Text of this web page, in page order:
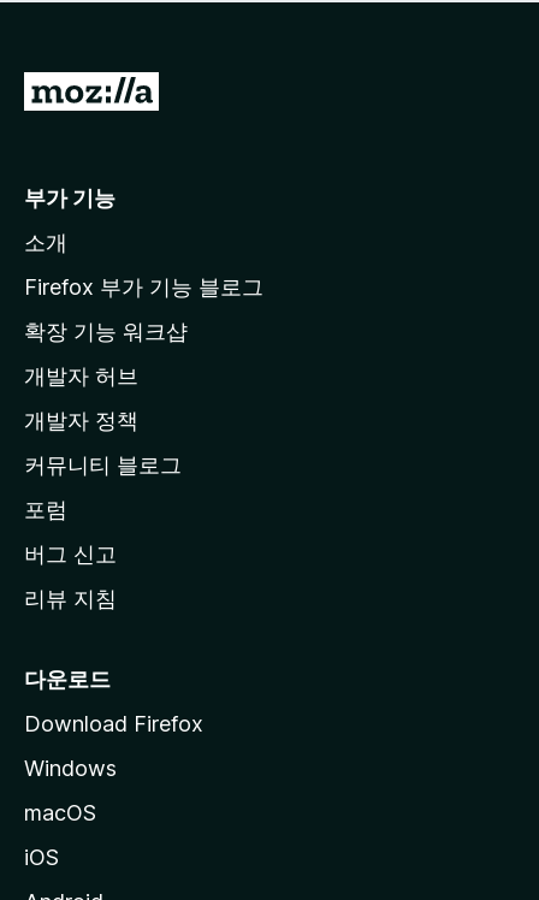
점
습
니
M
l
a
페
이
지
이
동
부가 기능
소개
Firefox 부가 기능 블로그
확장 기능 워크샵
개발자 허브
개발자 정책
커뮤니티 블로그
포럼
버그 신고
리뷰 지침
다운로드
Download Firefox
Windows
macOS
iOS